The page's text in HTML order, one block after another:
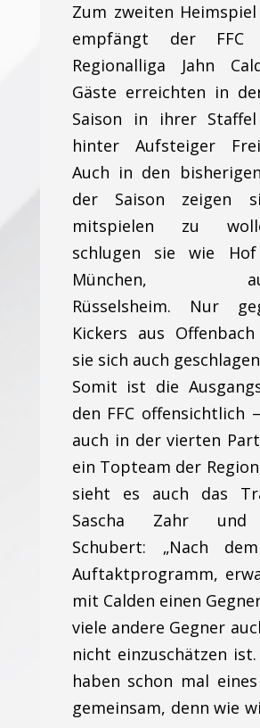
Zum zweiten
empfängt der
Regionalliga Jahn
Gäste erreichten in
Saison in ihrer
hinter Aufsteiger
Auch in den
der Saison zeigen
mitspielen zu
schlugen sie wie Hof
München,
Rüsselsheim. Nur
Kickers aus
sie sich auch
Somit ist die
den FFC offensichtlich
auch in der vierten
ein Topteam der
sieht es auch das
Sascha Zahr und
Schubert: „Nach
Auftaktprogramm,
mit Calden einen
viele andere Gegner
nicht einzuschätzen
haben schon mal
gemeinsam, denn wie